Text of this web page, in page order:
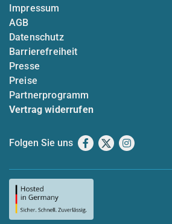
Impressum
AGB
Datenschutz
Barrierefreiheit
Presse
Preise
Partnerprogramm
Vertrag widerrufen
Folgen Sie uns Facebook
X Instagram